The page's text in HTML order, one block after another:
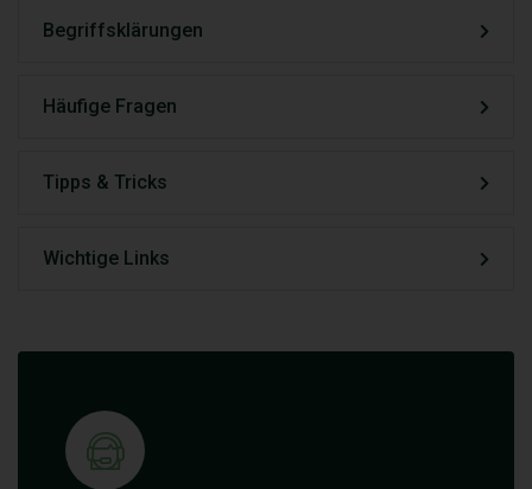
Begriffsklärungen
Häufige Fragen
Tipps & Tricks
Wichtige Links